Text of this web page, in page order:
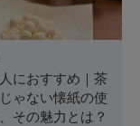
におすすめ｜茶
ゃない懐紙の使
その魅力とは？